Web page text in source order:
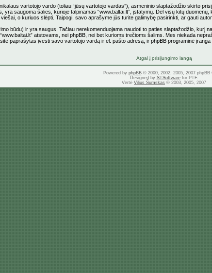
vartotojo vardo (toliau “jūsų vartotojo vardas”), asmeninio slaptažodžio skirto
yra saugoma šalies, kurioje talpinamas “www.baltai.lt”, įstatymų. Dėl visų kitų
o kuriuos slėpti. Taipogi, savo aprašyme jūs turite galimybę pasirinkti, ar gauti
būdu) ir yra saugus. Tačiau nerekomenduojama naudoti to paties slaptažodžio, kurį
atstovams, nei phpBB, nei bet kurioms trečioms šalims. Mes niekada
paprašytas įvesti savo vartotojo vardą ir el. pašto adresą, ir phpBB programinė
Atgal į prisijungimo langą
Powered by phpBB© 2000, 2002, 2005, 2007 phpBB
Designed by STSoftwarefor PTF.
Vertė Vilius Šumskas © 2003, 2005, 2007